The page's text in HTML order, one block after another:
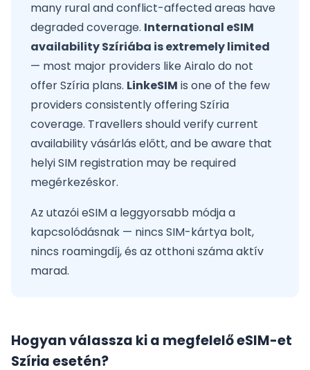
many rural and conflict-affected areas have
degraded coverage. International eSIM
availability Szíriába is extremely limited
— most major providers like Airalo do not
offer Szíria plans. LinkeSIM is one of the few
providers consistently offering Szíria
coverage. Travellers should verify current
availability vásárlás előtt, and be aware that
helyi SIM registration may be required
megérkezéskor.
Az utazói eSIM a leggyorsabb módja a
kapcsolódásnak — nincs SIM-kártya bolt,
nincs roamingdíj, és az otthoni száma aktív
marad.
Hogyan válassza ki a megfelelő eSIM-et
Szíria esetén?